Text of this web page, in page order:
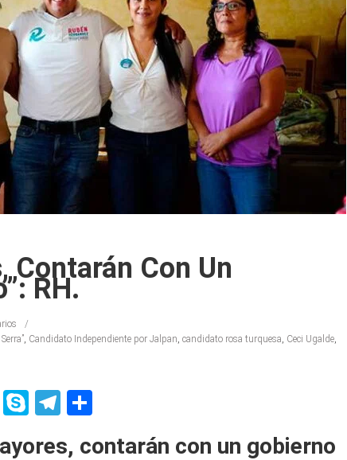
Contarán Con Un
RH.
, Candidato Independiente por Jalpan, candidato rosa turquesa, Ceci Ugalde,
Messenger
SkypeTelegram
contarán con un gobierno